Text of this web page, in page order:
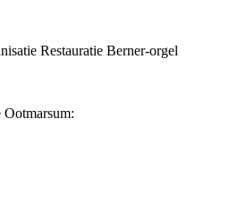
Restauratie Berner-orgel
Ootmarsum: